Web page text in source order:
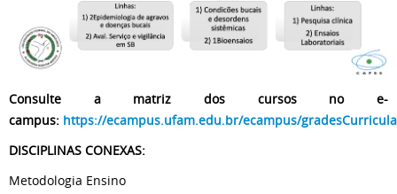
Consulte a matriz dos cursos no e-
campus: https://ecampus.ufam.edu.br/ecampus/
DISCIPLINAS CONEXAS:
Metodologia Ensino